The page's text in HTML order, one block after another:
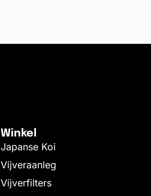
Winkel
Japanse Koi
Vijveraanleg
Vijverfilters